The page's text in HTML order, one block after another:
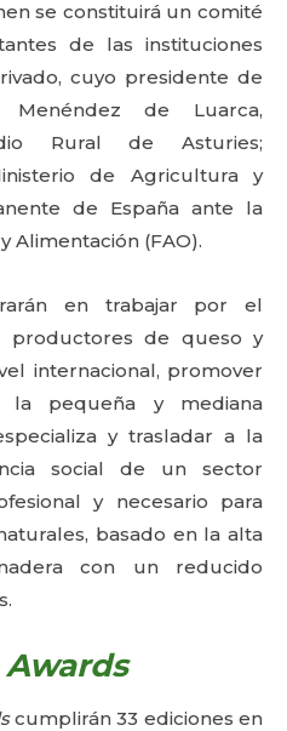
se constituirá un comité
de las instituciones
cuyo presidente de
Menéndez de Luarca,
Rural de Asturies;
de Agricultura y
de España ante la
Alimentación (FAO).
en trabajar por el
productores de queso y
internacional, promover
la pequeña y mediana
y trasladar a la
social de un sector
y necesario para
basado en la alta
con un reducido
Awards
cumplirán 33 ediciones en